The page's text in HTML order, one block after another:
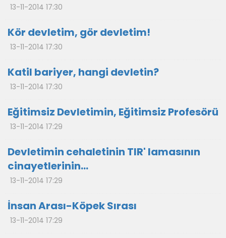
13-11-2014 17:30
Kör devletim, gör devletim!
13-11-2014 17:30
Katil bariyer, hangi devletin?
13-11-2014 17:30
Eğitimsiz Devletimin, Eğitimsiz Profesörü
13-11-2014 17:29
Devletimin cehaletinin TIR' lamasının
cinayetlerinin…
13-11-2014 17:29
İnsan Arası-Köpek Sırası
13-11-2014 17:29